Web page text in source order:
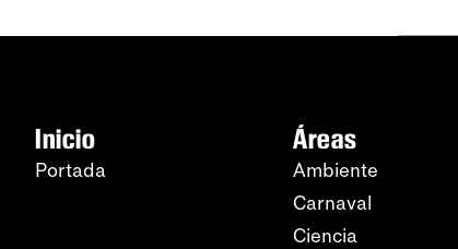
Inicio
Portada
Áreas
Ambiente
Carnaval
Ciencia